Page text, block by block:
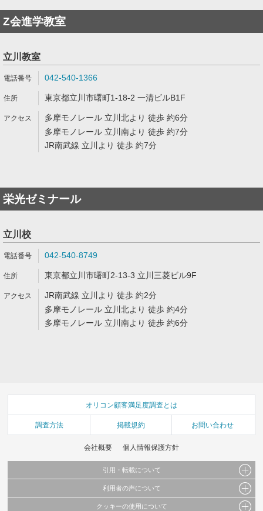
Z会進学教室
立川教室
042-540-1366
東京都立川市曙町1-18-2 一清ビルB1F
多摩モノレール 立川北より 徒歩 約6分
多摩モノレール 立川南より 徒歩 約7分
JR南武線 立川より 徒歩 約7分
栄光ゼミナール
立川校
042-540-8749
東京都立川市曙町2-13-3 立川三菱ビル9F
JR南武線 立川より 徒歩 約2分
多摩モノレール 立川北より 徒歩 約4分
多摩モノレール 立川南より 徒歩 約6分
オリコン顧客満足度調査とは
調査方法 掲載規約 お問い合わせ
会社概要 個人情報保護方針
引用・転載について
当サイトで公開されている情報（文字、写真、イラスト、画像データ等）及びこれらの配
利用者の声について
当サイトに掲載している内容はすべてサービスの利用者が提出された見解・感想です。
クッキーの使用について